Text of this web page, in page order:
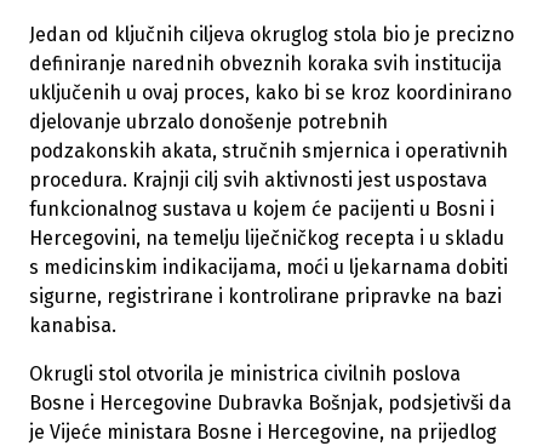
Jedan od ključnih ciljeva okruglog stola bio je precizno
definiranje narednih obveznih koraka svih institucija
uključenih u ovaj proces, kako bi se kroz koordinirano
djelovanje ubrzalo donošenje potrebnih
podzakonskih akata, stručnih smjernica i operativnih
procedura. Krajnji cilj svih aktivnosti jest uspostava
funkcionalnog sustava u kojem će pacijenti u Bosni i
Hercegovini, na temelju liječničkog recepta i u skladu
s medicinskim indikacijama, moći u ljekarnama dobiti
sigurne, registrirane i kontrolirane pripravke na bazi
kanabisa.
Okrugli stol otvorila je ministrica civilnih poslova
Bosne i Hercegovine Dubravka Bošnjak, podsjetivši da
je Vijeće ministara Bosne i Hercegovine, na prijedlog